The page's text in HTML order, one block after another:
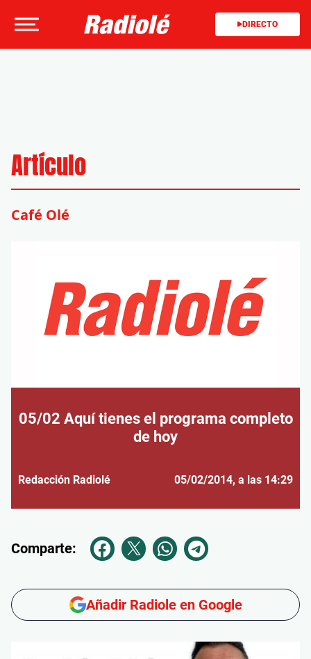
DIRECTO
Artículo
Café Olé
05/02 Aquí tienes el programa completo
de hoy
Redacción Radiolé 05/02/2014, a las 14:29
Comparte:
Añadir Radiole en Google